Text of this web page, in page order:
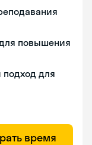
повышения
подход для
время